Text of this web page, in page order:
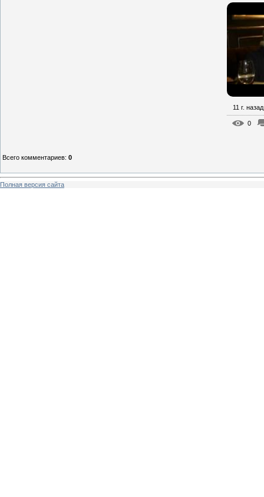
11 г. назад
0
Всего комментариев: 0
Полная версия сайта